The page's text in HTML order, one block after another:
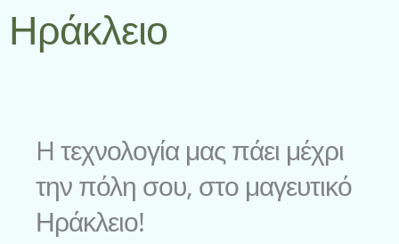
Ηράκλειο
H τεχνολογία μας πάει μέχρι
την πόλη σου, στο μαγευτικό
Ηράκλειο!